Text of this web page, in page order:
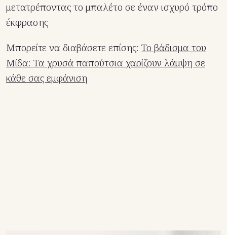
μετατρέποντας το μπαλέτο σε έναν ισχυρό τρόπο
έκφρασης
Μπορείτε να διαβάσετε επίσης: Το βάδισμα του
Μίδα: Τα χρυσά παπούτσια χαρίζουν λάμψη σε
κάθε σας εμφάνιση